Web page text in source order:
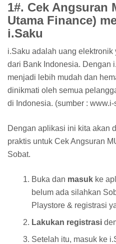
1#. Cek Angsuran
Utama Finance)
i.Saku
i.Saku adalah uang
dari Bank Indonesia. Dengan
menjadi lebih mudah dan
dinikmati oleh semua
di Indonesia. (sumber :
Dengan aplikasi ini kita akan
praktis untuk Cek Angsuran
Sobat.
Buka dan masuk ke
belum ada silahkan
Playstore & registrasi
Lakukan registrasi
Setelah itu, masuk ke